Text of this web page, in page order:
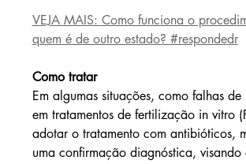
VEJA MAIS: Como funciona o
quem é de outro estado? #respondedr
Como tratar
Em algumas situações, como falhas
em tratamentos de fertilização in vitro
adotar o tratamento com antibióticos,
uma confirmação diagnóstica, visando